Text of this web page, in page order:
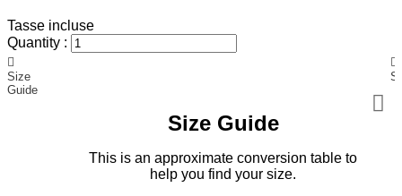
Tasse incluse
Quantity :
Size
Guide
Size Guide
This is an approximate conversion table to
help you find your size.